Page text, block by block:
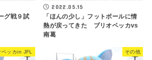
グ戦９試
2022.05.15
「ほんの少し」フットボールに情
熱が戻ってきた ブリオベッカvs
南葛
ッカin JFL その他